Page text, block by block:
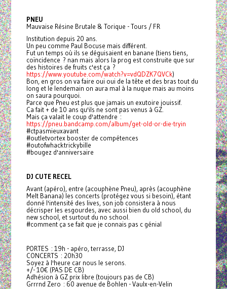
PNEU
Mauvaise Résine Brutale & Torique - Tours / FR
Institution depuis 20 ans.
Un peu comme Paul Bocuse mais différent.
Fut un temps où ils se déguisaient en banane (tiens tiens,
coïncidence ? nan mais alors la prog est construite que sur
des histoires de fruits c'est ça ?
https://www.youtube.com/watch?v=vdQDZK7QVCk)
Bon, en gros on va faire oui oui de la tête et des bras tout du
long et le lendemain on aura mal à la nuque mais au moins
on saura pourquoi.
Parce que Pneu est plus que jamais un exutoire jouissif.
Ca fait + de 10 ans qu'ils ne sont pas venus à GZ.
Mais ça valait le coup d'attendre :
https://pneu.bandcamp.com/album/get-old-or-die-tryin
#ctpasmieuxavant
#outletvortex booster de compétences
#outofwhacktrickybille
#bougez d'anniversaire
DJ CUTE RECEL
Avant (apéro), entre (acouphène Pneu), après (acouphène
Melt Banana) les concerts (protégez vous si besoin), étant
donné l'intensité des lives, son job consistera à nous
décrisper les esgourdes, avec aussi bien du old school, du
new school, et surtout du no school.
#comment ça se fait que je connais pas c génial
PORTES : 19h - apéro, terrasse, DJ
CONCERTS : 20h30
Soyez à l'heure car nous le serons.
+/- 10€ (PAS DE CB)
Adhésion à GZ prix libre (toujours pas de CB)
Grrrnd Zero : 60 avenue de Bohlen - Vaulx-en-Velin